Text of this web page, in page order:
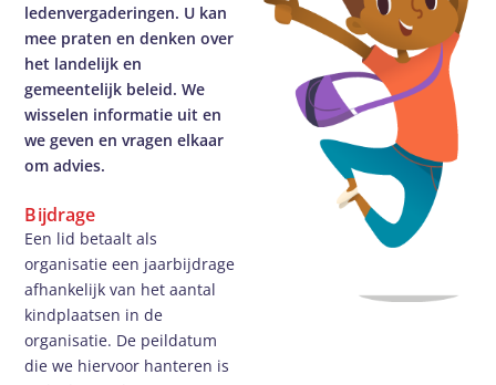
ledenvergaderingen. U kan
mee praten en denken over
het landelijk en
gemeentelijk beleid.We
wisselen informatie uit en
we geven en vragen elkaar
om advies.
Bijdrage
Een lid betaalt als
organisatie een jaarbijdrage
afhankelijk van het aantal
kindplaatsen in de
organisatie. De peildatum
die we hiervoor hanteren is